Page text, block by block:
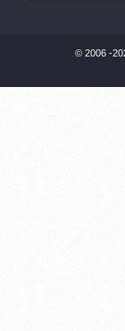
© 2006 -